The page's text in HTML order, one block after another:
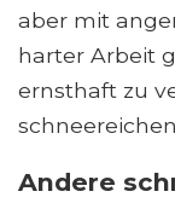
aber mit
harter Arbeit
ernsthaft zu
Andere